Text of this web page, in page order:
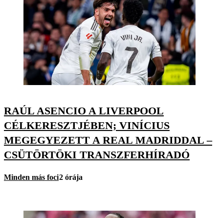
RAÚL ASENCIO A LIVERPOOL
CÉLKERESZTJÉBEN; VINÍCIUS
MEGEGYEZETT A REAL MADRIDDAL –
CSÜTÖRTÖKI TRANSZFERHÍRADÓ
Minden más foci2 órája